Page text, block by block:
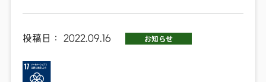
投稿日： 2022.09.16 お知らせ